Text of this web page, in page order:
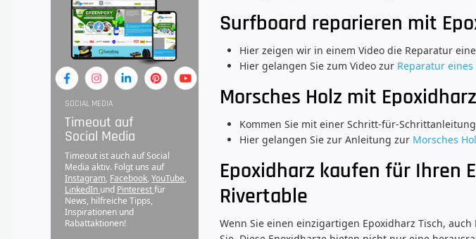
Surfboard reparieren mit
Hier zeigen wir in einem Video die Reparatur
Hier gelangen Sie zum Video zur Reparatur
Morsches Holz mit
Kommen Sie mit einer Schritt-für-
Hier gelangen Sie zur Anleitung zur Morsches
Epoxidharz kaufen für Ihren
Rivertable
Wenn Sie einen einzigartigen Epoxidharz Tisch,
SOCIAL MEDIA
Timeout auf
Social Media
Timeout ist auch auf Social
Media aktiv. Folgt uns auf
Instagram, Facebook, YouTube,
LinkedIn und Pinterestfür
News, hilfreiche Tipps,
Inspirationen und
Rabattaktionen!